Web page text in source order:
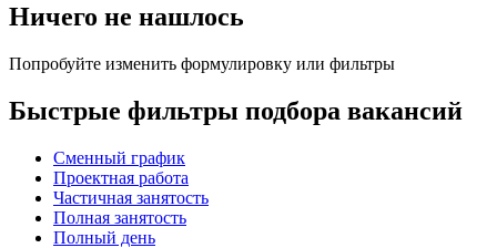
Ничего не нашлось
Попробуйте изменить формулировку или фильтры
Быстрые фильтры подбора вакансий
Сменный график
Проектная работа
Частичная занятость
Полная занятость
Полный день